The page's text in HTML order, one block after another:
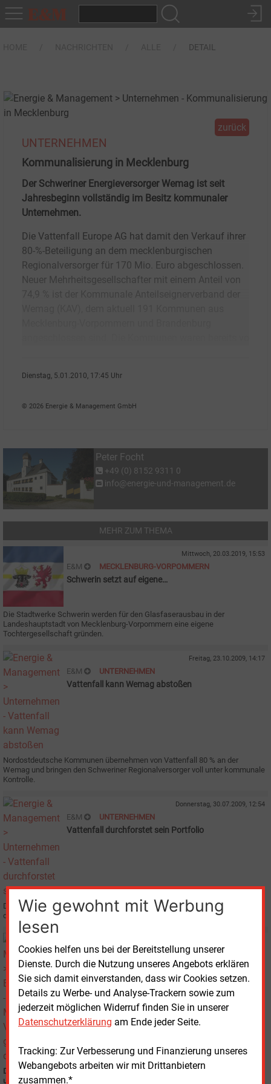
DETAIL
Wie gewohnt mit Werbung
lesen
Cookies helfen uns bei der Bereitstellung unserer
Dienste. Durch die Nutzung unseres Angebots erklären
Sie sich damit einverstanden, dass wir Cookies setzen.
Details zu Werbe- und Analyse-Trackern sowie zum
jederzeit möglichen Widerruf finden Sie in unserer
Datenschutzerklärung am Ende jeder Seite.
Tracking: Zur Verbesserung und Finanzierung unseres
Webangebots arbeiten wir mit Drittanbietern
zusammen.*
zurück
UNTERNEHMEN
Kommunalisierung in Mecklenburg
Der Schweriner Energieversorger Wemag ist seit
Jahresbeginn vollständig im Besitz kommunaler
Unternehmen.
Die Vattenfall Europe AG hat damit den Verkauf ihrer
80-%-Beteiligung an dem mecklenburgischen
Regionalversorger für 170 Mio. Euro abgeschlossen.
Neuer Mehrheitsgesellschafter mit einem Anteil von
Dienstag, 5.01.2010, 17:45 Uhr
© 2026 Energie & Management GmbH
Peter Focht
+49 (0) 8152 9311 0
info@energie-und-management.de
MEHR ZUM THEMA
Mittwoch, 20.03.2019, 15:53
E&M MECKLENBURG-VORPOMMERN
Schwerin setzt auf eigene
Die Stadtwerke Schwerin werden für den Glasfaserausbau in der
Landeshauptstadt von Mecklenburg-Vorpommern eine eigene
Tochtergesellschaft gründen.
Freitag, 23.10.2009, 14:17
E&M UNTERNEHMEN
Vattenfall kann Wemag abstoßen
Nordostdeutsche Kommunen übernehmen von Vattenfall 80 % an der
Wemag und bringen den Schweriner Regionalversorger voll unter kommunale
Kontrolle.
Donnerstag, 30.07.2009, 12:54
E&M UNTERNEHMEN
Vattenfall durchforstet sein Portfolio
Der Energiekonzern Vattenfall Europe will sein Hochspannungsnetz bis Ende
des Jahres veräußert haben und prüft den Verkauf von Beteiligungen.
E&M ENERGIEWIRTSCHAFT
In Mecklenburg-Vorpommern geht es um die Wurst
Das Land will die erneuerbaren Energien massiv ausbauen - und auf Kohle
und Gas nicht verzichten.